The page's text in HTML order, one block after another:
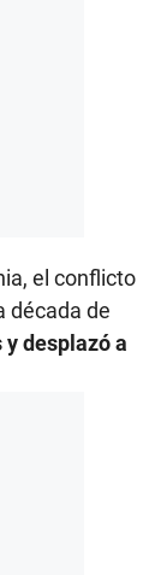
el conflicto
década de
desplazó a